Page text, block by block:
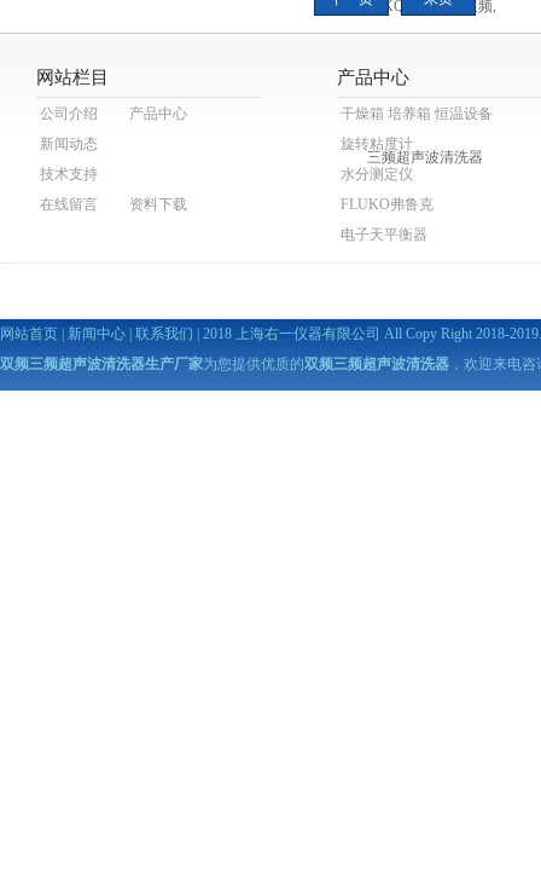
混
网站栏目
公司介绍
产品中心
新闻动态
技术支持
在线留言
资料下载
产品中心
干燥箱 培养箱 恒温设备
旋转粘度计
水分测定仪
FLUKO弗鲁克
电子天平衡器
网站首页 新闻中心 联系我们 | 2018 上海右一仪器有限公司 All Copy Right 2018-
双频三频超声波清洗器生产厂家为您提供优质的双频三频超声波清洗器 ，欢迎来电咨